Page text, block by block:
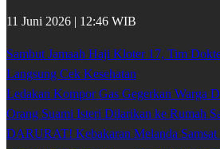
11 Juni 2026 | 12:46 WIB
Sambut Jamaah Haji Kloter 17, Tim
Langsung Cek Kesehatan
Ledakan Kompor Gas Gegerkan Warga
Orang Suami Isteri Dilarikan ke Rumah
DARURAT! Kebakaran Melanda Samsat